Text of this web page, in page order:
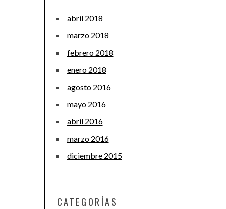
abril 2018
marzo 2018
febrero 2018
enero 2018
agosto 2016
mayo 2016
abril 2016
marzo 2016
diciembre 2015
CATEGORÍAS